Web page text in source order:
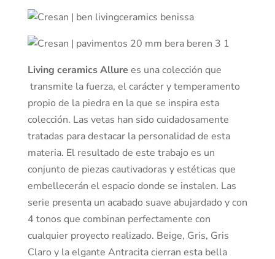
Living ceramics Allure es una colección que
transmite la fuerza, el carácter y temperamento
propio de la piedra en la que se inspira esta
colección. Las vetas han sido cuidadosamente
tratadas para destacar la personalidad de esta
materia. El resultado de este trabajo es un
conjunto de piezas cautivadoras y estéticas que
embellecerán el espacio donde se instalen. Las
serie presenta un acabado suave abujardado y con
4 tonos que combinan perfectamente con
cualquier proyecto realizado. Beige, Gris, Gris
Claro y la elgante Antracita cierran esta bella